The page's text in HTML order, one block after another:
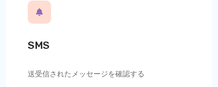
SMS
送受信されたメッセージを確認する